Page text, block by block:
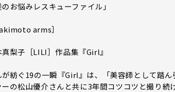
お悩みレスキューファイル」
arms］
梨子［LILI］作品集『Girl』
紡ぐ19の一瞬『Girl』は、「美容師として踏ん
の松山優介さんと共に3年間コツコツと撮り続